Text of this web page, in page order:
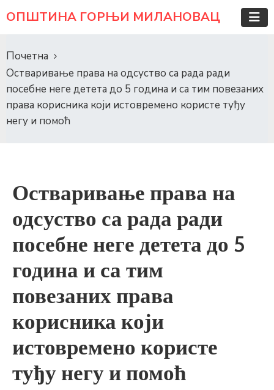
ОПШТИНА ГОРЊИ МИЛАНОВАЦ
Почетна
Остваривање права на одсуство са рада ради
посебне неге детета до 5 година и са тим повезаних
права корисника који истовремено користе туђу
негу и помоћ
Остваривање права на
одсуство са рада ради
посебне неге детета до 5
година и са тим
повезаних права
корисника који
истовремено користе
туђу негу и помоћ